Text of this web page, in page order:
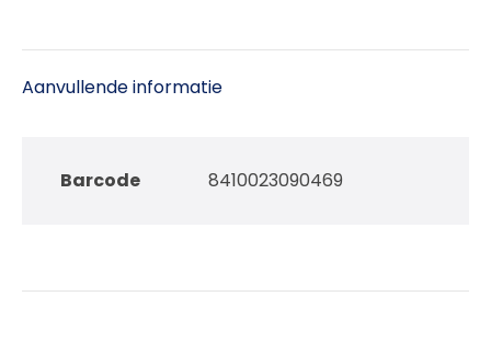
Aanvullende informatie
Barcode 8410023090469